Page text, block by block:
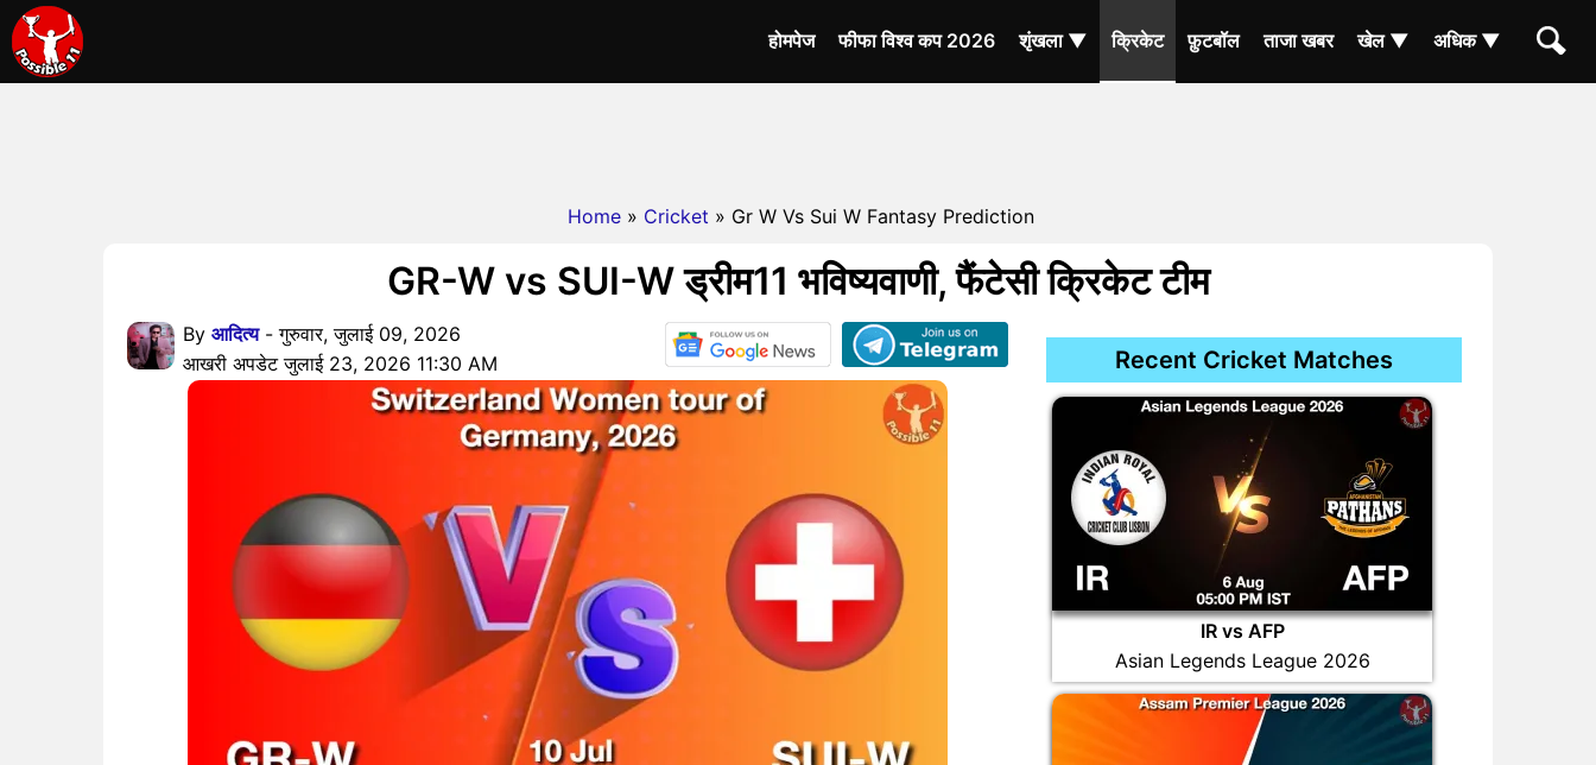
होमपेज फीफा विश्व कप 2026 शृंखला ▼ क्रिकेट फ़ुटबॉल ताजा खबर खेल ▼ अधिक ▼
Home » Cricket » Gr W Vs Sui W Fantasy Prediction
GR-W vs SUI-W ड्रीम11 भविष्यवाणी, फैंटेसी क्रिकेट टीम
By आदित्य- गुरुवार, जुलाई 09, 2026
आखरी अपडेट जुलाई 23, 2026 11:30 AM
Recent Cricket Matches
IR vs AFP
Asian Legends League 2026